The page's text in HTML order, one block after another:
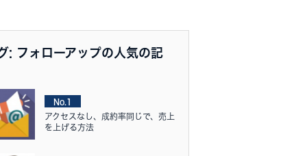
: フォローアップの人気の記
No.1
アクセスなし、成約率同じで、売上
を上げる方法